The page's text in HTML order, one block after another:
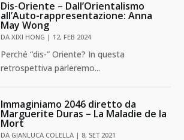
Dis-Oriente – Dall’Orientalismo
all’Auto-rappresentazione: Anna
May Wong
DAXIXI HONG | 12, FEB 2024
Perché “dis-” Oriente? In questa
retrospettiva parleremo...
Immaginiamo 2046 diretto da
Marguerite Duras – La Maladie de la
Mort
DA GIANLUCA COLELLA | 8, SET 2021